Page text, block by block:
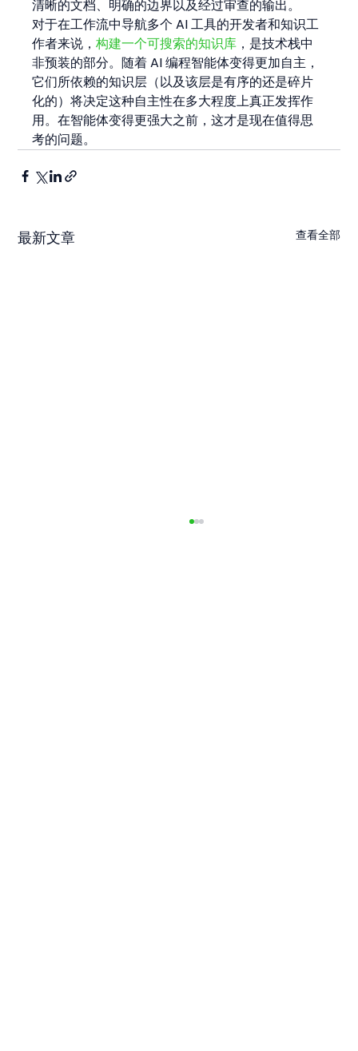
清晰的文档、明确的边界以及经过审查的输出。
对于在工作流中导航多个 AI 工具的开发者和知识工
作者来说，构建一个可搜索的知识库 ，是技术栈中
非预装的部分。随着 AI 编程智能体变得更加自主，
它们所依赖的知识层（以及该层是有序的还是碎片
化的）将决定这种自主性在多大程度上真正发挥作
用。在智能体变得更强大之前，这才是现在值得思
考的问题。
最新文章 查看全部